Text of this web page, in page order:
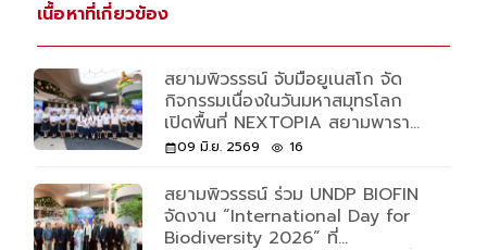
เนื้อหาที่เกี่ยวข้อง
สยามพิวรรธน์ จับมือยูเนสโก จัด
กิจกรรมเนื่องในวันมหาสมุทรโลก
เปิดพื้นที่ NEXTOPIA สยามพารา
กอน ขับเคลื่อนการอนุรักษ์มหาสมุทร
ระดับโลก
09 มิ.ย. 2569 16
สยามพิวรรธน์ ร่วม UNDP BIOFIN
จัดงาน “International Day for
Biodiversity 2026” ที่